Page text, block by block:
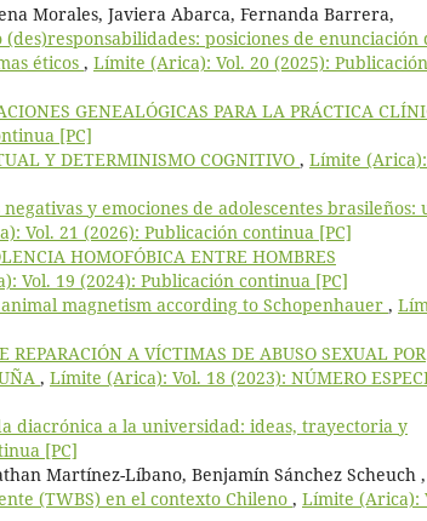
Morales, Javiera Abarca, Fernanda Barrera,
posiciones de enunciación
éticos , Límite (Arica): Vol. 20 (2025): Publicación
GENEALÓGICAS PARA LA PRÁCTICA
[PC]
Y DETERMINISMO COGNITIVO , Límite (Arica):
y emociones de adolescentes brasileños:
Vol. 21 (2026): Publicación continua [PC]
HOMOFÓBICA ENTRE HOMBRES
Vol. 19 (2024): Publicación continua [PC]
magnetism according to Schopenhauer ,
REPARACIÓN A VÍCTIMAS DE ABUSO SEXUAL POR
, Límite (Arica): Vol. 18 (2023): NÚMERO
diacrónica a la universidad: ideas, trayectoria y
[PC]
Martínez-Líbano, Benjamín Sánchez Scheuch ,
(TWBS) en el contexto Chileno , Límite (Arica):